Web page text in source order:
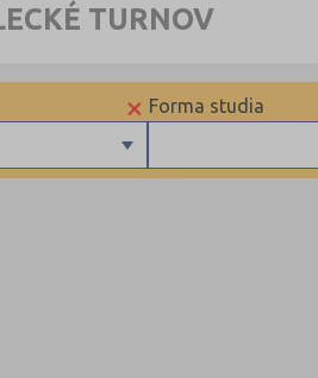
TURNOV
Forma studia
×